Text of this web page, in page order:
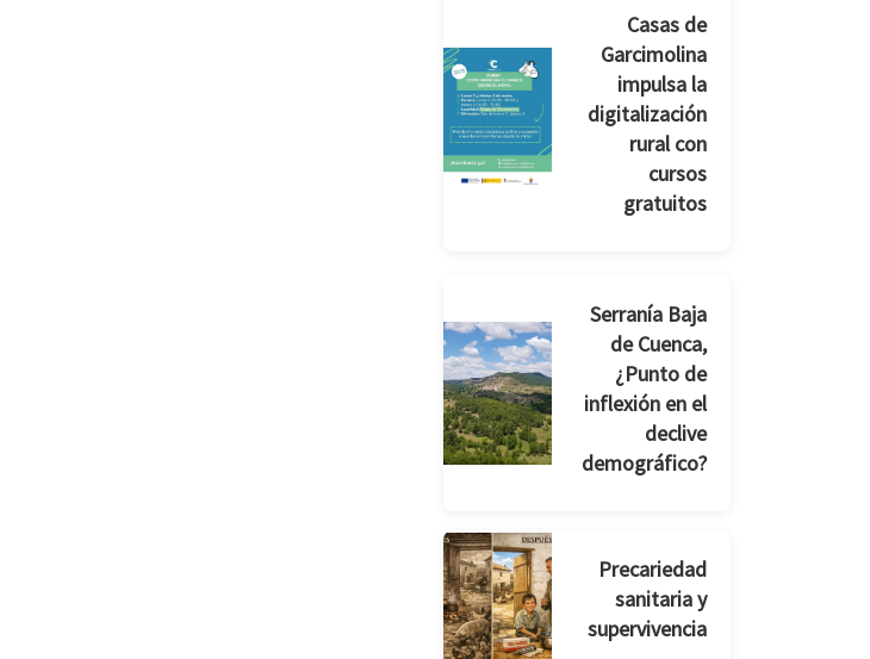
Casas de
Garcimolina
impulsa la
digitalización
rural con
cursos
gratuitos
Serranía Baja
de Cuenca,
¿Punto de
inflexión en el
declive
demográfico?
Precariedad
sanitaria y
supervivencia